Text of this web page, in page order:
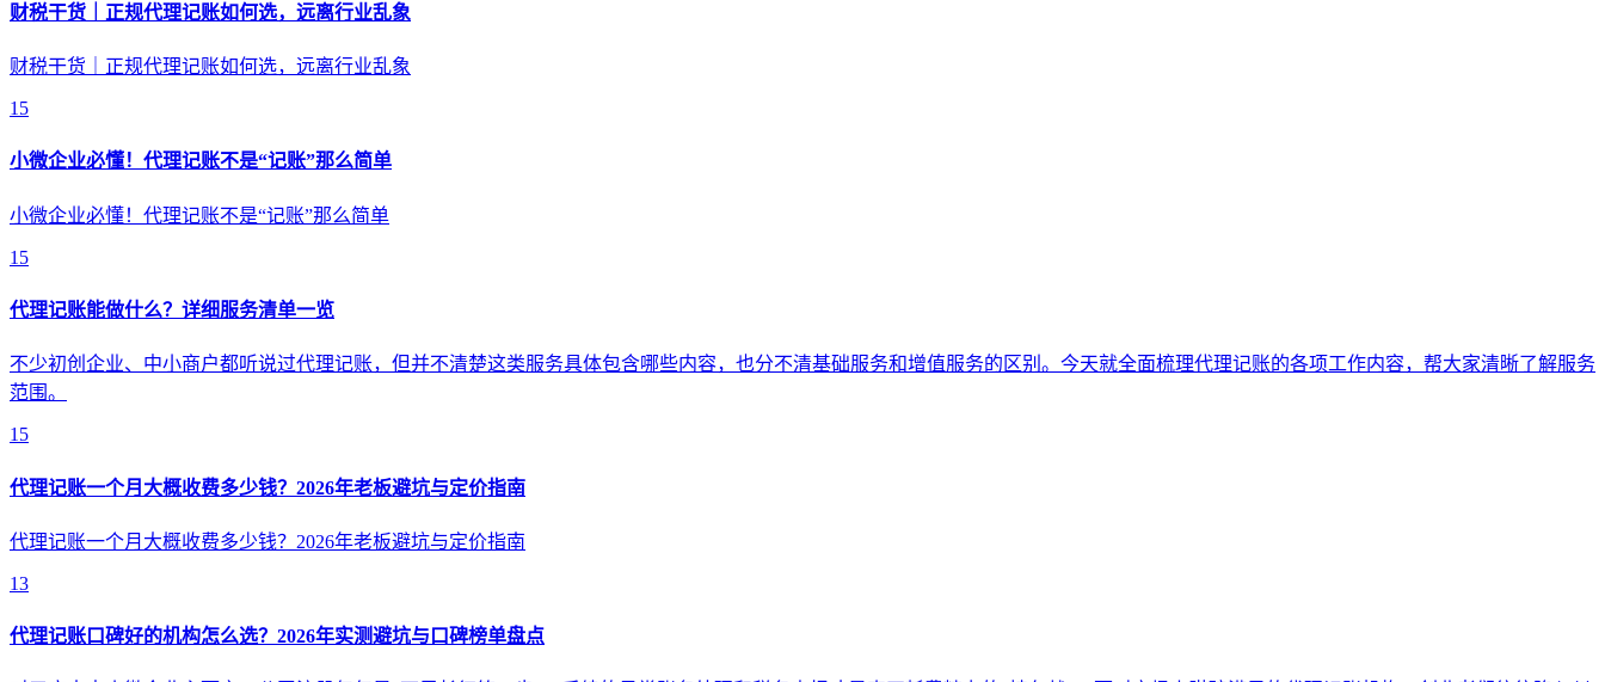
财税干货｜正规代理记账如何选，远离行业乱象
财税干货｜正规代理记账如何选，远离行业乱象
15
小微企业必懂！代理记账不是“记账”那么简单
小微企业必懂！代理记账不是“记账”那么简单
15
代理记账能做什么？详细服务清单一览
不少初创企业、中小商户都听说过代理记账，但并不清楚这类服务具体包含哪些内容，也分不清基础服务和增值服务的区别。今天就全面梳理代理记账的各项工作内容，帮大家清晰了解服务
范围。
15
代理记账一个月大概收费多少钱？2026年老板避坑与定价指南
代理记账一个月大概收费多少钱？2026年老板避坑与定价指南
13
代理记账口碑好的机构怎么选？2026年实测避坑与口碑榜单盘点